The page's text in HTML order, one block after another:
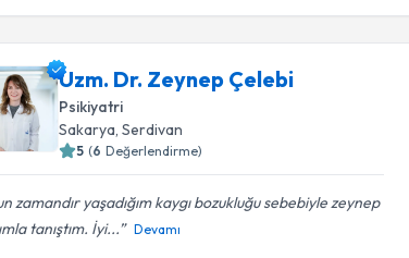
Uzm. Dr. Zeynep Çelebi
Psikiyatri
Sakarya, Serdivan
5 (6 Değerlendirme)
zamandır yaşadığım kaygı bozukluğu sebebiyle zeynep
tanıştım. İyi...
Devamı